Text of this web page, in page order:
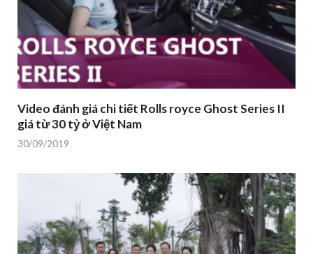
Video đánh giá chi tiết Rolls royce Ghost Series II
giá từ 30 tỷ ở Việt Nam
30/09/2019